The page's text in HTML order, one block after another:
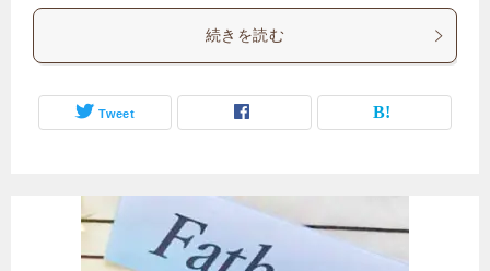
続きを読む
Tweet